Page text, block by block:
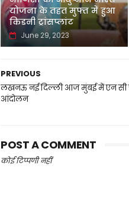
योजना के तहत मुफ्त में हुआ
किडनी ट्रांसप्लांट
June 29, 2023
PREVIOUS
लखनऊ नई दिल्ली आज मुंबई में एन सी
आंदोलन
POST A COMMENT
कोई टिप्पणी नहीं